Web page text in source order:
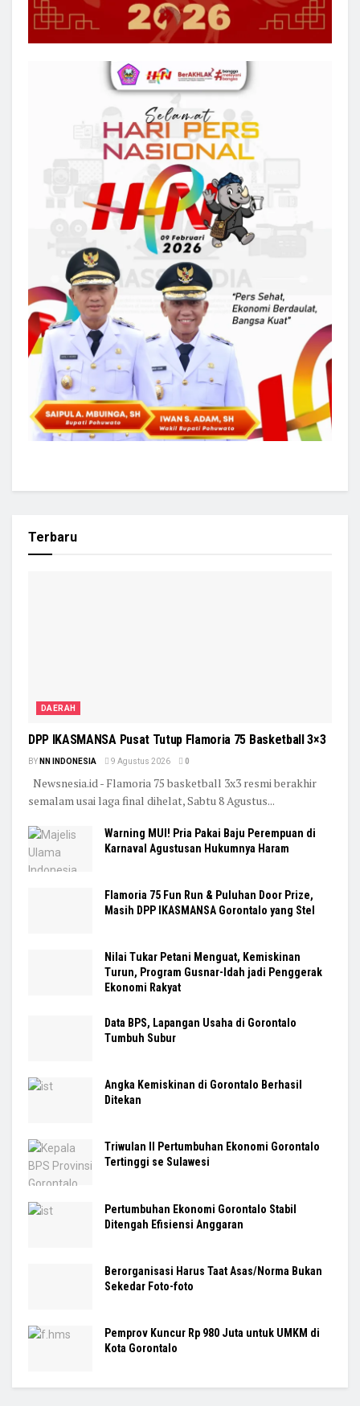
Terbaru
DAERAH
DPP IKASMANSA Pusat Tutup Flamoria 75 Basketball 3×3
BY NN INDONESIA 9 Agustus 2026 0
Newsnesia.id - Flamoria 75 basketball 3x3 resmi berakhir
semalam usai laga final dihelat, Sabtu 8 Agustus...
Warning MUI! Pria Pakai Baju Perempuan di
Karnaval Agustusan Hukumnya Haram
Flamoria 75 Fun Run & Puluhan Door Prize,
Masih DPP IKASMANSA Gorontalo yang Stel
Nilai Tukar Petani Menguat, Kemiskinan
Turun, Program Gusnar-Idah jadi Penggerak
Ekonomi Rakyat
Data BPS, Lapangan Usaha di Gorontalo
Tumbuh Subur
Angka Kemiskinan di Gorontalo Berhasil
Ditekan
Triwulan II Pertumbuhan Ekonomi Gorontalo
Tertinggi se Sulawesi
Pertumbuhan Ekonomi Gorontalo Stabil
Ditengah Efisiensi Anggaran
Berorganisasi Harus Taat Asas/Norma Bukan
Sekedar Foto-foto
Pemprov Kuncur Rp 980 Juta untuk UMKM di
Kota Gorontalo